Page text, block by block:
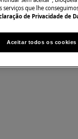
Encontrar
serviços que lhe
de Privacidade de
Aceitar todos os cookies